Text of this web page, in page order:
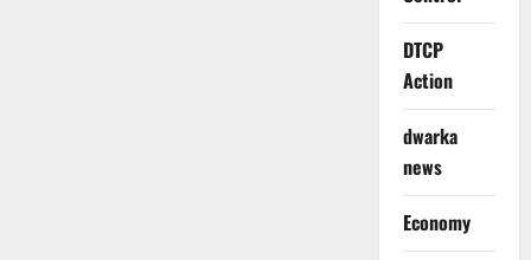
DTCP
Action
dwarka
news
Economy